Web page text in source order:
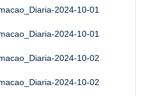
2024-10-01
2024-10-01
2024-10-02
2024-10-02